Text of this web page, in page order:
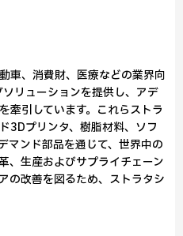
車、消費財、医療などの業界向
リューションを提供し、アデ
牽引しています。これらストラ
3Dプリンタ、樹脂材料、ソフ
マンド部品を通じて、世界中の
、生産およびサプライチェーン
の改善を図るため、ストラタシ